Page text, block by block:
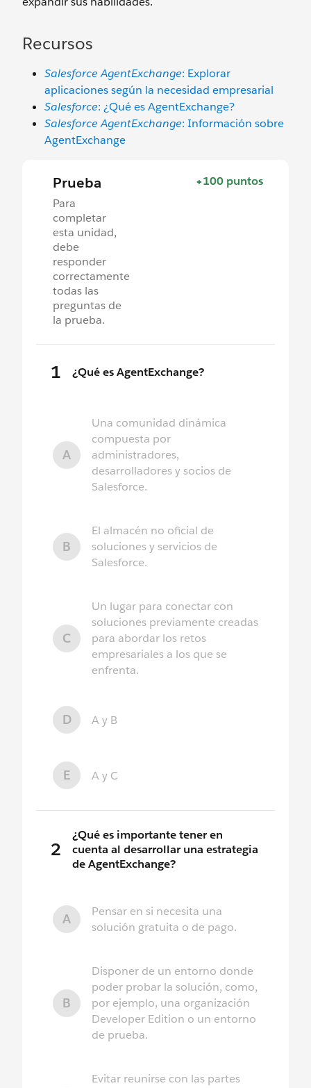
Recursos
Salesforce AgentExchange: Explorar
aplicaciones según la necesidad empresarial
Salesforce: ¿Qué es AgentExchange?
Salesforce AgentExchange: Información sobre
AgentExchange